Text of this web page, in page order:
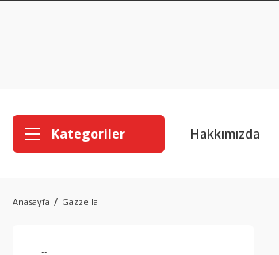
Kategoriler Hakkımızda
Anasayfa Gazzella